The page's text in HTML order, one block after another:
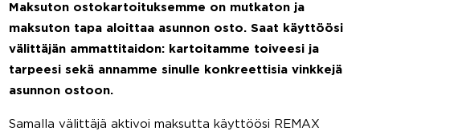
Maksuton ostokartoituksemme on mutkaton ja
maksuton tapa aloittaa asunnon osto. Saat käyttöösi
välittäjän ammattitaidon: kartoitamme toiveesi ja
tarpeesi sekä annamme sinulle konkreettisia vinkkejä
asunnon ostoon.
Samalla välittäjä aktivoi maksutta käyttöösi REMAX